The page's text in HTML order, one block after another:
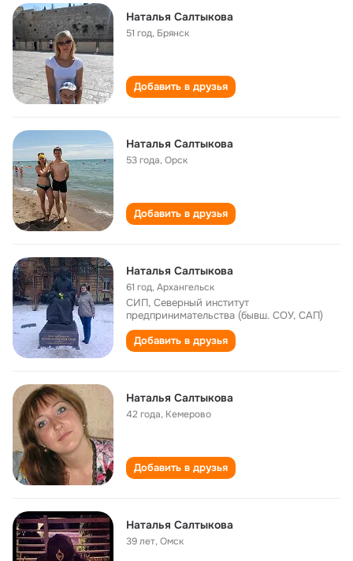
Наталья Салтыкова
51 год, Брянск
Добавить в друзья
Наталья Салтыкова
53 года,Орск
Добавить в друзья
Наталья Салтыкова
61 год,Архангельск
СИП, Северный институт
предпринимательства (бывш. СОУ, САП)
Добавить в друзья
Наталья Салтыкова
42 года, Кемерово
Добавить в друзья
Наталья Салтыкова
39 лет,Омск